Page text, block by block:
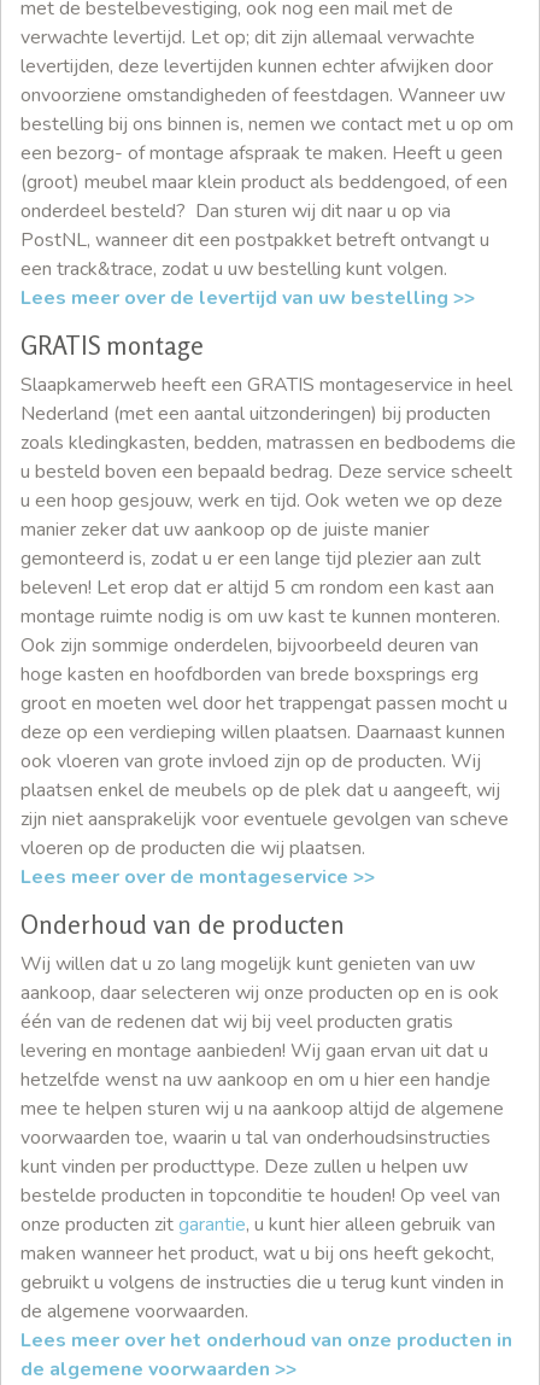
met de bestelbevestiging, ook nog een mail met de
verwachte levertijd. Let op; dit zijn allemaal verwachte
levertijden, deze levertijden kunnen echter afwijken door
onvoorziene omstandigheden of feestdagen. Wanneer uw
bestelling bij ons binnen is, nemen we contact met u op om
een bezorg- of montage afspraak te maken. Heeft u geen
(groot) meubel maar klein product als beddengoed, of een
onderdeel besteld? Dan sturen wij dit naar u op via
PostNL, wanneer dit een postpakket betreft ontvangt u
een track&trace, zodat u uw bestelling kunt volgen.
Lees meer over de levertijd van uw bestelling >>
GRATIS montage
Slaapkamerweb heeft een GRATIS montageservice in heel
Nederland (met een aantal uitzonderingen) bij producten
zoals kledingkasten, bedden, matrassen en bedbodems die
u besteld boven een bepaald bedrag. Deze service scheelt
u een hoop gesjouw, werk en tijd. Ook weten we op deze
manier zeker dat uw aankoop op de juiste manier
gemonteerd is, zodat u er een lange tijd plezier aan zult
beleven! Let erop dat er altijd 5 cm rondom een kast aan
montage ruimte nodig is om uw kast te kunnen monteren.
Ook zijn sommige onderdelen, bijvoorbeeld deuren van
hoge kasten en hoofdborden van brede boxsprings erg
groot en moeten wel door het trappengat passen mocht u
deze op een verdieping willen plaatsen. Daarnaast kunnen
ook vloeren van grote invloed zijn op de producten. Wij
plaatsen enkel de meubels op de plek dat u aangeeft, wij
zijn niet aansprakelijk voor eventuele gevolgen van scheve
vloeren op de producten die wij plaatsen.
Lees meer over de montageservice >>
Onderhoud van de producten
Wij willen dat u zo lang mogelijk kunt genieten van uw
aankoop, daar selecteren wij onze producten op en is ook
één van de redenen dat wij bij veel producten gratis
levering en montage aanbieden! Wij gaan ervan uit dat u
hetzelfde wenst na uw aankoop en om u hier een handje
mee te helpen sturen wij u na aankoop altijd de algemene
voorwaarden toe, waarin u tal van onderhoudsinstructies
kunt vinden per producttype. Deze zullen u helpen uw
bestelde producten in topconditie te houden! Op veel van
onze producten zitgarantie, u kunt hier alleen gebruik van
maken wanneer het product, wat u bij ons heeft gekocht,
gebruikt u volgens de instructies die u terug kunt vinden in
de algemene voorwaarden.
Lees meer over het onderhoud van onze producten in
de algemene voorwaarden >>